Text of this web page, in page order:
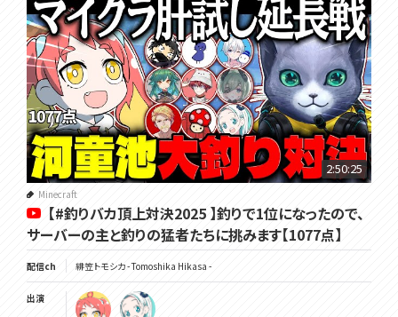
2:50:25
Minecraft
【#釣りバカ頂上対決2025 】釣りで1位になったので、
サーバーの主と釣りの猛者たちに挑みます【1077点】
配信ch 緋笠トモシカ - Tomoshika Hikasa -
出演